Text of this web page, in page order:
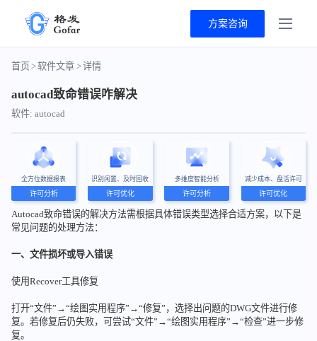
方案咨询
首页>软件文章 >详情
autocad致命错误咋解决
软件: autocad
全方位数据报表
许可分析
识别闲置、及时回收
许可优化
多维度智能分析
许可分析
减少成本、盘活许可
许可优化
Autocad致命错误的解决方法需根据具体错误类型选择合适方案，以下是
常见问题的处理方法：
一、文件损坏或导入错误
使用Recover工具修复
打开“文件”→“绘图实用程序”→“修复”，选择出问题的DWG文件进行修
复。若修复后仍失败，可尝试“文件”→“绘图实用程序”→“检查”进一步修
复。